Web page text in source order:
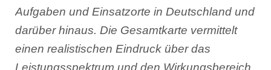
Aufgaben und Einsatzorte in Deutschland und
darüber hinaus. Die Gesamtkarte vermittelt
einen realistischen Eindruck über das
Leistungsspektrum und den Wirkungsbereich